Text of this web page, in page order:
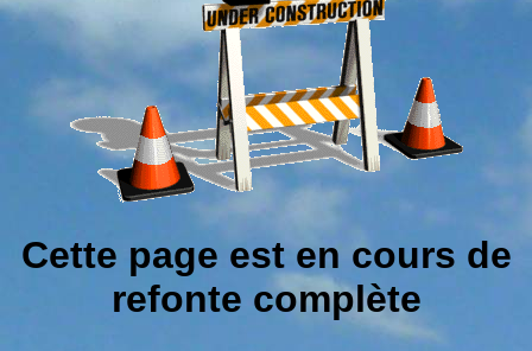
Cette page est en cours de
refonte complète